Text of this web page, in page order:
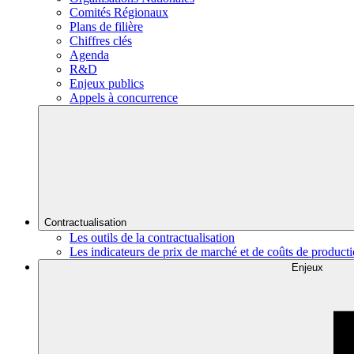
Comités Régionaux
Plans de filière
Chiffres clés
Agenda
R&D
Enjeux publics
Appels à concurrence
Contractualisation
Les outils de la contractualisation
Les indicateurs de prix de marché et de coûts de
Enjeux